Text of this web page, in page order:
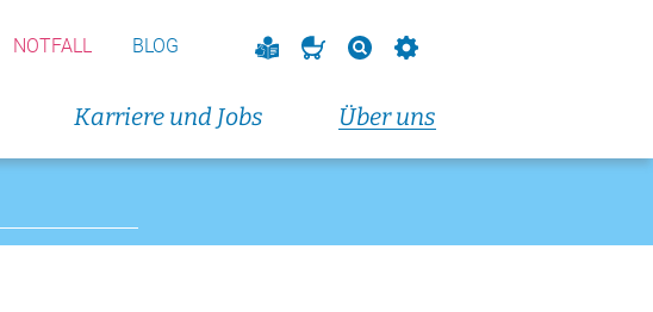
NOTFALL BLOG
Karriere und Jobs Über uns